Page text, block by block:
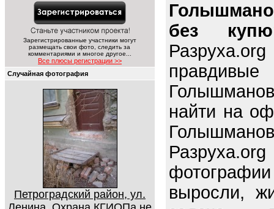
Зарегистрированные участники могут
размещать свои фото, следить за
комментариями и многое другое...
Все плюсы регистрации >>
Случайная фотография
Петроградский район, ул.
без
найти на
выросли,